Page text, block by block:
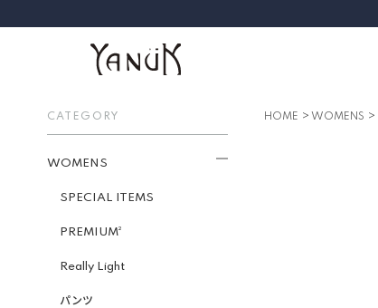
CATEGORY
WOMENS
SPECIAL ITEMS
PREMIUM²
Really Light
パンツ
HOME WOMENS